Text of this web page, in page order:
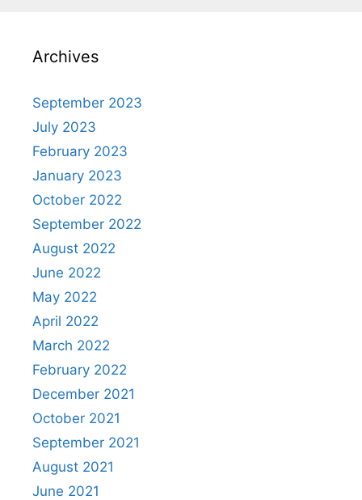
Archives
September 2023
July 2023
February 2023
January 2023
October 2022
September 2022
August 2022
June 2022
May 2022
April 2022
March 2022
February 2022
December 2021
October 2021
September 2021
August 2021
June 2021